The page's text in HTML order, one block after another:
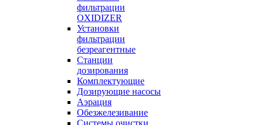
фильтрации
OXIDIZER
Установки
фильтрации
безреагентные
Станции
дозирования
Комплектующие
Дозирующие насосы
Аэрация
Обезжелезивание